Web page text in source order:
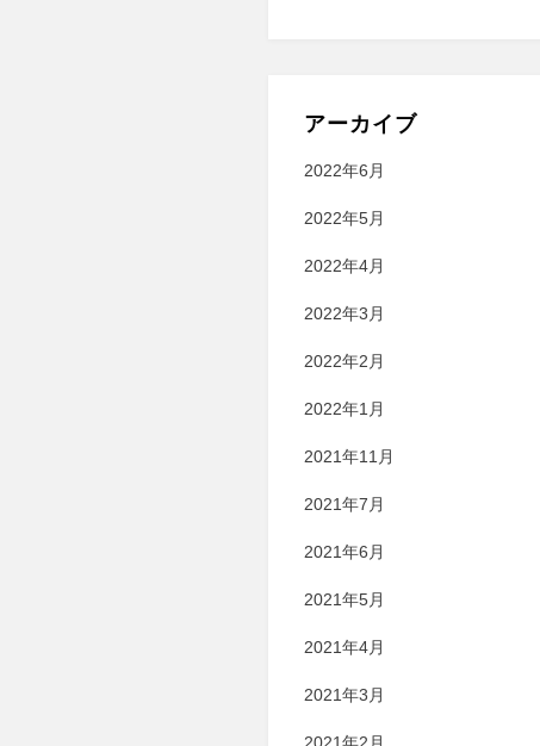
アーカイブ
2022年6月
2022年5月
2022年4月
2022年3月
2022年2月
2022年1月
2021年11月
2021年7月
2021年6月
2021年5月
2021年4月
2021年3月